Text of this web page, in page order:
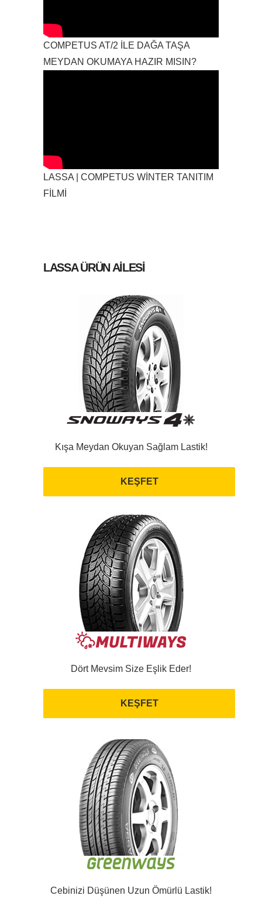
COMPETUS AT/2 İLE DAĞA TAŞA
MEYDAN OKUMAYA HAZIR MISIN?
LASSA | COMPETUS WİNTER TANITIM
FİLMİ
LASSA ÜRÜN AİLESİ
Kışa Meydan Okuyan Sağlam Lastik!
KEŞFET
Dört Mevsim Size Eşlik Eder!
KEŞFET
Cebinizi Düşünen Uzun Ömürlü Lastik!